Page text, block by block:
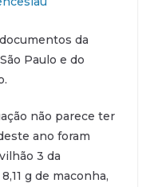
da
Paulo e do
não parece ter
ano foram
3 da
g de maconha,